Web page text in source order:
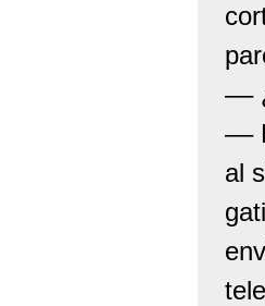
––
––
al